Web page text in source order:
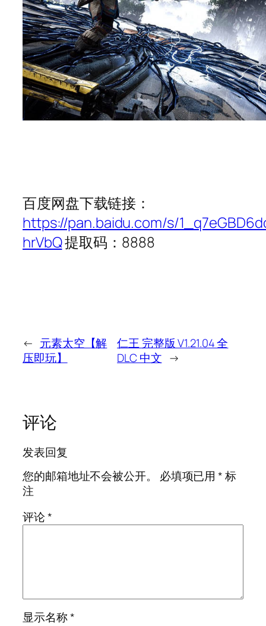
百度网盘下载链接：
https://pan.baidu.com/s/
hrVbQ提取码：8888
← 元素太空【解
压即玩】
仁王 完整版 V1.21.04 全
DLC 中文 →
评论
发表回复
您的邮箱地址不会被公开。
必填项已用*标
注
评论*
显示名称*